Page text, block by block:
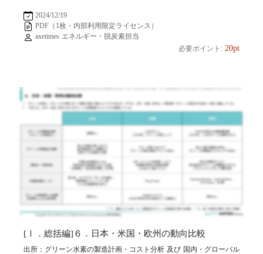
2024/12/19
PDF（1枚・内部利用限定ライセンス）
axetimes エネルギー・脱炭素担当
必要ポイント: 20pt
[Ⅰ．総括編]６．日本・米国・欧州の動向比較
出所：グリーン水素の製造計画・コスト分析 及び 国内・グローバル